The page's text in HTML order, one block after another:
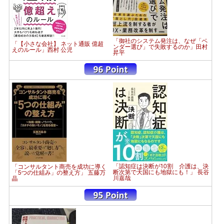
「【小さな会社】 ネット通販 億超
えのルール」西村 公児
「御社のシステム発注は、なぜ「ベ
ンダー選び」で失敗するのか」田村
昇平
「コンサルタント商売を成功に導く
「5つの仕組み」の整え方」 五藤万
晶
「認知症は決断が10割 介護は、決
断次第で天国にも地獄にも！」 長谷
川嘉哉